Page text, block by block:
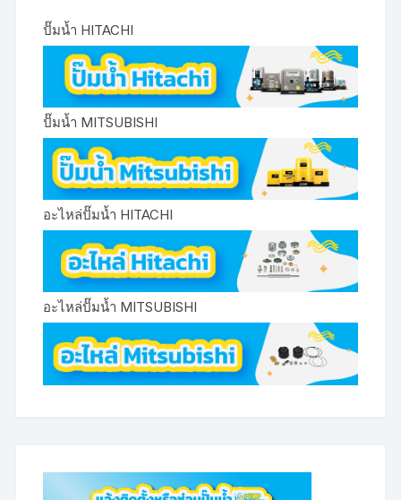
ปั๊มน้ำ HITACHI
ปั๊มน้ำ MITSUBISHI
อะไหล่ปั๊มน้ำ HITACHI
อะไหล่ปั๊มน้ำ MITSUBISHI